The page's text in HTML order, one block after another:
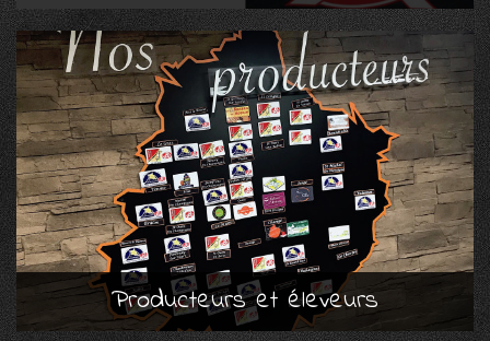
Producteurs et éleveurs